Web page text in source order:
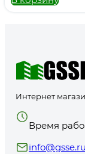
Интернет
Время
info@gsse.ru